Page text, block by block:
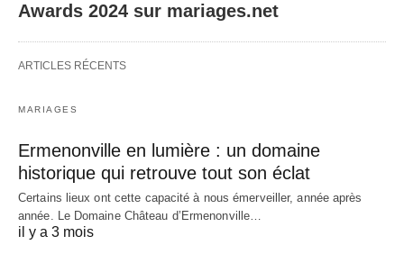
Awards 2024 sur mariages.net
ARTICLES RÉCENTS
MARIAGES
Ermenonville en lumière : un domaine
historique qui retrouve tout son éclat
Certains lieux ont cette capacité à nous émerveiller, année après
année. Le Domaine Château d’Ermenonville…
il y a 3 mois